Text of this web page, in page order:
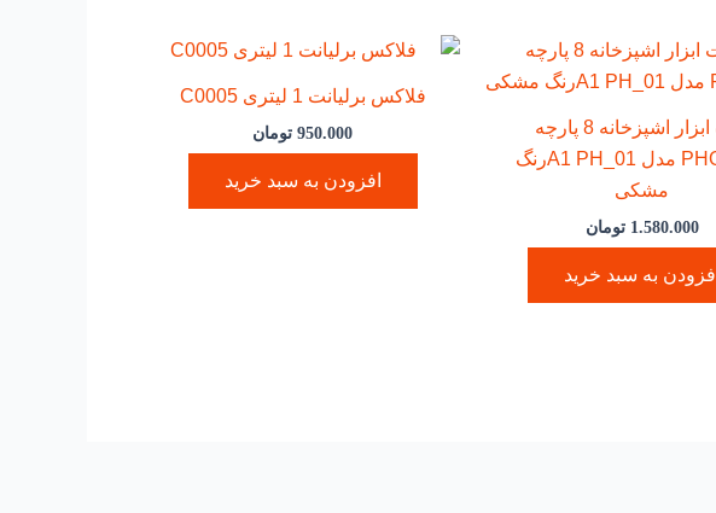
ست ابزار اشپزخانه 8 پارچه
PHOENIX مدل A1 PH_01رنگ
مشکی
1.580.000 تومان
افزودن به سبد خرید
فلاکس برلیانت 1 لیتری C0005
950.000 تومان
افزودن به سبد خرید